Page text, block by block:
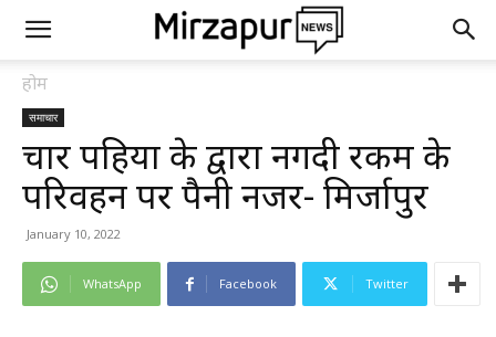
होम
समाचार
चार पहियों के द्वारा नगदी रकम के
परिवहन पर पैनी नजर- मिर्जापुर
January 10, 2022
WhatsApp Facebook Twitter